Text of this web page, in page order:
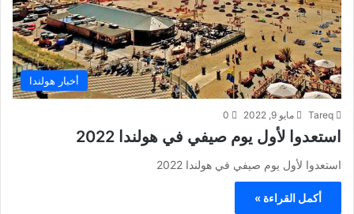
أخبار هولندا
Tareq مايو 9, 2022 0
استعدوا لأول يوم صيفي في هولندا 2022
استعدوا لأول يوم صيفي في هولندا 2022
أكمل القراءة »